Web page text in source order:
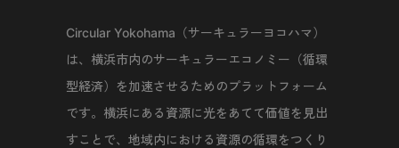
Circular Yokohama（サーキュラーヨコハマ）
は、横浜市内のサーキュラーエコノミー（循環
型経済）を加速させるためのプラットフォーム
です。横浜にある資源に光をあてて価値を見出
すことで、地域内における資源の循環をつくり